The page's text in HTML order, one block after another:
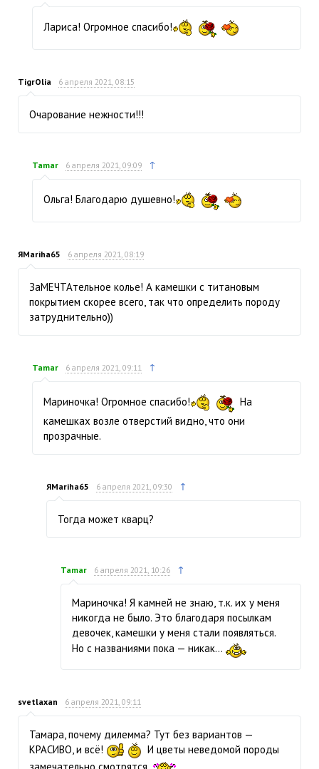
Лариса! Огромное спасибо!
TigrOlia 6 апреля 2021, 08:15
Очарование нежности!!!
Tamar 6 апреля 2021, 09:09 ↑
Ольга! Благодарю душевно!
ЯMariha65 6 апреля 2021, 08:19
ЗаМЕЧТАтельное колье! А камешки с титановым
покрытием скорее всего, так что определить породу
затруднительно))
Tamar 6 апреля 2021, 09:11 ↑
Мариночка! Огромное спасибо!
На
камешках возле отверстий видно, что они
прозрачные.
ЯMariha65 6 апреля 2021, 09:30 ↑
Тогда может кварц?
Tamar 6 апреля 2021, 10:26 ↑
Мариночка! Я камней не знаю, т.к. их у меня
никогда не было. Это благодаря посылкам
девочек, камешки у меня стали появляться.
Но с названиями пока — никак...
svetlaxan 6 апреля 2021, 09:11
Тамара, почему дилемма? Тут без вариантов —
КРАСИВО, и всё!
И цветы неведомой породы